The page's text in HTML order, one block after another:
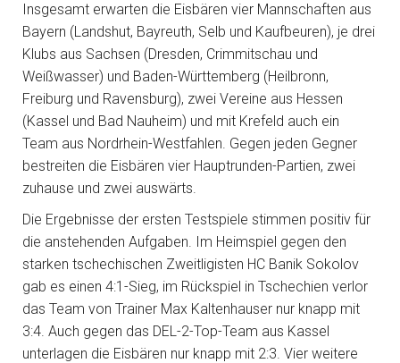
Insgesamt erwarten die Eisbären vier Mannschaften aus
Bayern (Landshut, Bayreuth, Selb und Kaufbeuren), je drei
Klubs aus Sachsen (Dresden, Crimmitschau und
Weißwasser) und Baden-Württemberg (Heilbronn,
Freiburg und Ravensburg), zwei Vereine aus Hessen
(Kassel und Bad Nauheim) und mit Krefeld auch ein
Team aus Nordrhein-Westfahlen. Gegen jeden Gegner
bestreiten die Eisbären vier Hauptrunden-Partien, zwei
zuhause und zwei auswärts.
Die Ergebnisse der ersten Testspiele stimmen positiv für
die anstehenden Aufgaben. Im Heimspiel gegen den
starken tschechischen Zweitligisten HC Banik Sokolov
gab es einen 4:1-Sieg, im Rückspiel in Tschechien verlor
das Team von Trainer Max Kaltenhauser nur knapp mit
3:4. Auch gegen das DEL-2-Top-Team aus Kassel
unterlagen die Eisbären nur knapp mit 2:3. Vier weitere